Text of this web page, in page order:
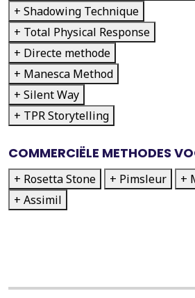
+ Shadowing Technique
+ Total Physical Response
+ Directe methode
+ Manesca Method
+ Silent Way
+ TPR Storytelling
COMMERCIËLE METHODES
+ Rosetta Stone + Pimsleur
+
+ Assimil